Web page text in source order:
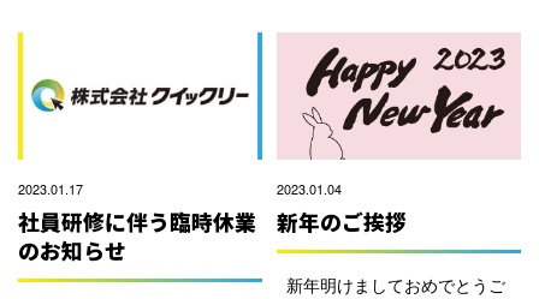
2023.01.17
社員研修に伴う臨時休業
のお知らせ
2023.01.04
新年のご挨拶
新年明けましておめでとうご